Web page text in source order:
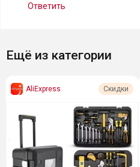
Ответить
Ещё из категории
AliExpress Скидки